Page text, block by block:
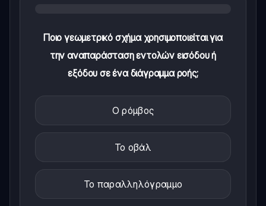
Ποιο γεωμετρικό σχήμα χρησιμοποιείται για
την αναπαράσταση εντολών εισόδου ή
εξόδου σε ένα διάγραμμα ροής;
Ο ρόμβος
Το οβάλ
Το παραλληλόγραμμο